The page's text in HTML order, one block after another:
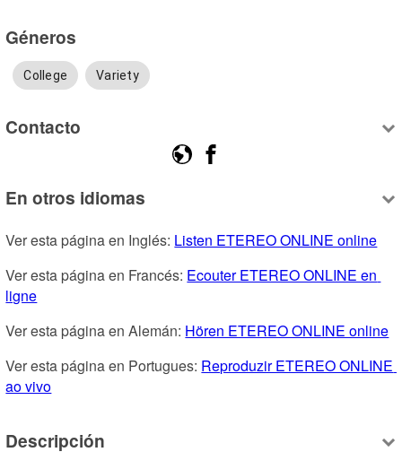
Géneros
College Variety
Contacto
En otros idiomas
Ver esta página en Inglés: Listen ETEREO ONLINE online
Ver esta página en Francés: Ecouter ETEREO ONLINE en
ligne
Ver esta página en Alemán: Hören ETEREO ONLINE online
Ver esta página en Portugues: Reproduzir ETEREO ONLINE
ao vivo
Descripción